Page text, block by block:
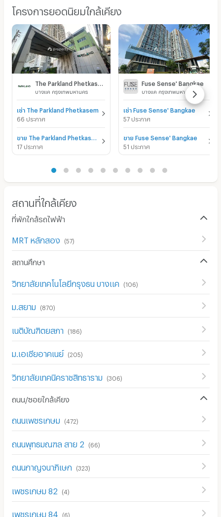
โครงการยอดนิยมใกล้เคียง
บางแค กรุงเทพมหานคร
เช่า The Parkland Phetkasem
66 ประกาศ
17 ประกาศ
Fuse Sense' Bangkae
บางแค กรุงเทพมหานคร
เช่า Fuse Sense' Bangkae
57 ประกาศ
ขาย Fuse Sense' Bangkae
51 ประกาศ
สถานที่ใกล้เคียง
ที่พักใกล้รถไฟฟ้า
MRT หลักสอง (57)
สถานศึกษา
วิทยาลัยเทคโนโลยีกรุงธน บางแค (106)
ม.สยาม (870)
เนติบัณฑิตยสภา (186)
ม.เอเชียอาคเนย์ (205)
วิทยาลัยเทคนิคราชสิทธาราม (306)
ถนน/ซอยใกล้เคียง
ถนนเพชรเกษม (472)
ถนนพุทธมณฑล สาย 2 (66)
ถนนกาญจนาภิเษก (323)
เพชรเกษม 82 (4 )
เพชรเกษม 84 (6)